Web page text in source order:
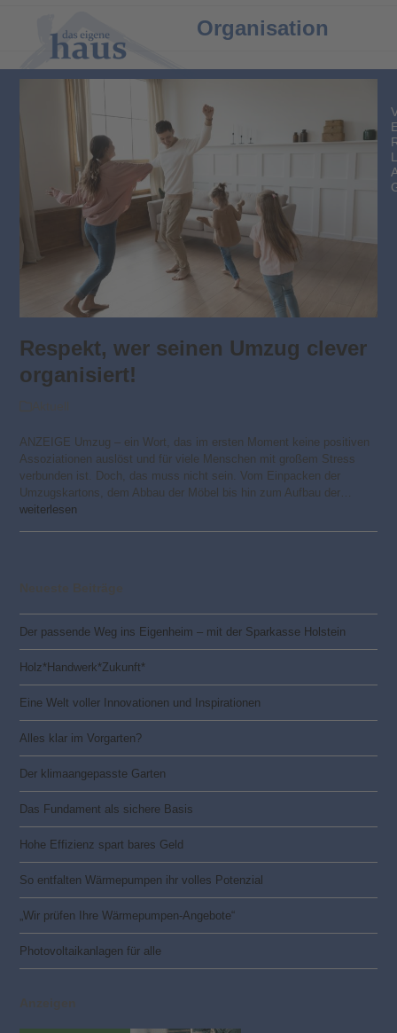
mobile
menu
mobile
menu
Organisation
Respekt, wer seinen Umzug clever
organisiert!
ANZEIGE Umzug – ein Wort, das im ersten Moment keine positiven
Assoziationen auslöst und für viele Menschen mit großem Stress
verbunden ist. Doch, das muss nicht sein. Vom Einpacken der
Umzugskartons, dem Abbau der Möbel bis hin zum Aufbau der…
weiterlesen
Der passende Weg ins Eigenheim – mit der Sparkasse Holstein
Holz*Handwerk*Zukunft*
Eine Welt voller Innovationen und Inspirationen
Alles klar im Vorgarten?
Der klimaangepasste Garten
Das Fundament als sichere Basis
Hohe Effizienz spart bares Geld
So entfalten Wärmepumpen ihr volles Potenzial
„Wir prüfen Ihre Wärmepumpen-Angebote“
Photovoltaik­­anlagen für alle
L